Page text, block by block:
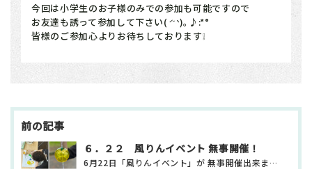
今回は小学生のお子様のみでの参加も可能ですので
お友達も誘って参加して下さい( ˊ˘ˋ)｡♪:*°
皆様のご参加心よりお待ちしております❕
投
６．２２ 風りんイベント 無事開催！
6月22日「風りんイベント」が 無事開催出来ました🎐✨ ありがとうございます👏 ⁡ 透明感のある専用…